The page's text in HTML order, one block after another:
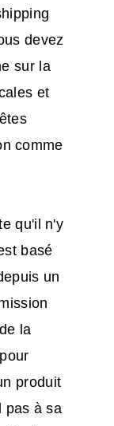
devez
sur la
et
comme
qu'il n'y
basé
un
la
produit
pas à sa